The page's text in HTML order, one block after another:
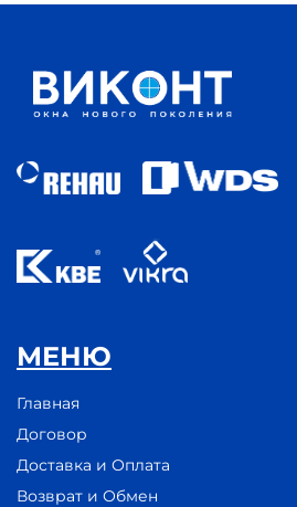
МЕНЮ
Главная
Договор
Доставка и Оплата
Возврат и Обмен